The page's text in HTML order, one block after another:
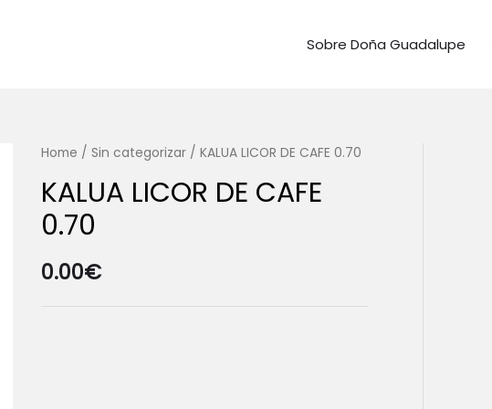
Sobre Doña Guadalupe
Home / Sin categorizar/ KALUA LICOR DE CAFE 0.70
KALUA LICOR DE CAFE
0.70
0.00€